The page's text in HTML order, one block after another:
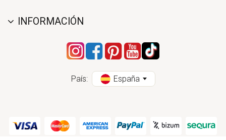
INFORMACIÓN
País: España